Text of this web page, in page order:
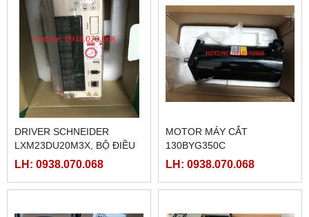
DRIVER SCHNEIDER
LXM23DU20M3X, BỘ ĐIỀU
KHIỂN SERVO
LH: 0938.070.068
MOTOR MÁY CẮT
130BYG350C
LH: 0938.070.068